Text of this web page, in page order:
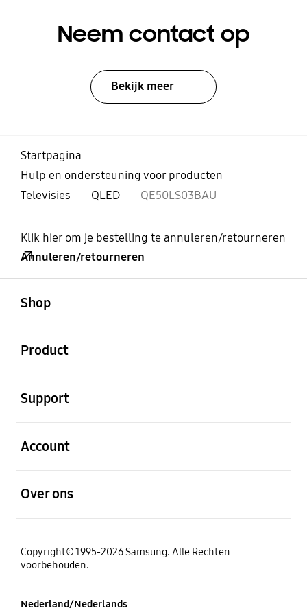
Neem contact op
Bekijk meer
Startpagina
Hulp en ondersteuning voor producten
Televisies
QLED QE50LS03BAU
Klik hier om je bestelling te annuleren/retourneren
Annuleren/retourneren
Shop
Product
Support
Account
Over ons
Copyright© 1995-2026 Samsung. Alle Rechten
voorbehouden.
Nederland/Nederlands